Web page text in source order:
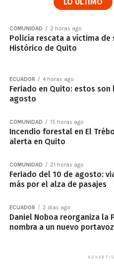
COMUNIDAD 2 horas ago
Policía rescata a víctima de
Histórico de Quito
ECUADOR 4 horas ago
Feriado en Quito: estos son
agosto
COMUNIDAD 15 horas ago
Incendio forestal en El
alerta en Quito
COMUNIDAD 21 horas ago
Feriado del 10 de agosto:
más por el alza de pasajes
ECUADOR 2 días ago
Daniel Noboa reorganiza la
nombra a un nuevo portavoz